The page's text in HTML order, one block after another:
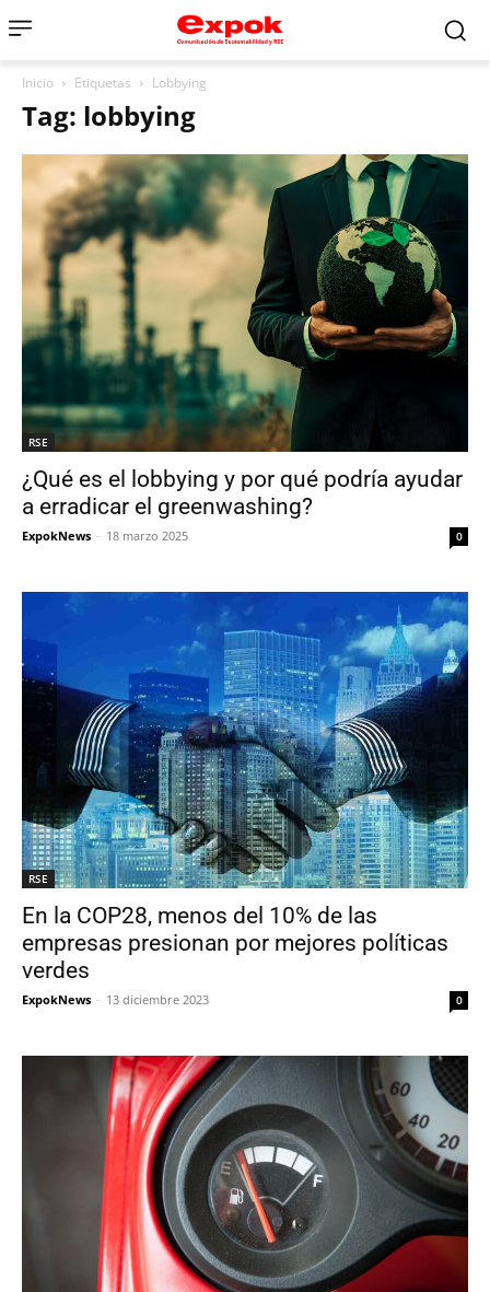
Inicio Etiquetas Lobbying
Tag: lobbying
RSE
¿Qué es el lobbying y por qué podría ayudar
a erradicar el greenwashing?
ExpokNews - 18 marzo 2025 0
RSE
En la COP28, menos del 10% de las
empresas presionan por mejores políticas
verdes
ExpokNews - 13 diciembre 2023 0